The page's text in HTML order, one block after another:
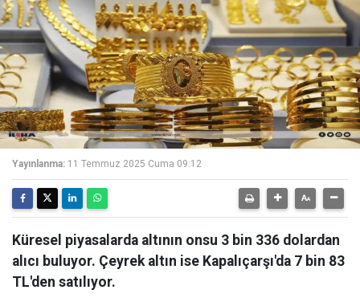
Yayınlanma: 11 Temmuz 2025 Cuma 09:12
Küresel piyasalarda altının onsu 3 bin 336 dolardan
alıcı buluyor. Çeyrek altın ise Kapalıçarşı'da 7 bin 83
TL'den satılıyor.